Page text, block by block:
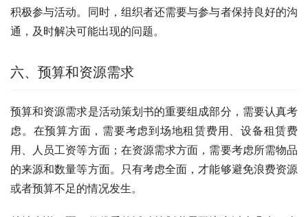
积极参与活动。同时，组织者还需要与参与者保持良好的沟
通，及时解决可能出现的问题。
六、预算和资源需求
预算和资源需求是活动策划书的重要组成部分，需要认真考
虑。在预算方面，需要考虑到场地租赁费用、设备租赁费
用、人员工资等方面；在资源需求方面，需要考虑所需物品
的来源和数量等方面。只有考虑全面，才能够避免浪费资源
或者预算不足的情况发生。